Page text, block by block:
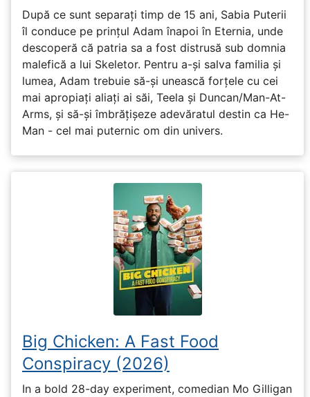
După ce sunt separați timp de 15 ani, Sabia Puterii
îl conduce pe prințul Adam înapoi în Eternia, unde
descoperă că patria sa a fost distrusă sub domnia
malefică a lui Skeletor. Pentru a-și salva familia și
lumea, Adam trebuie să-și unească forțele cu cei
mai apropiați aliați ai săi, Teela și Duncan/Man-At-
Arms, și să-și îmbrățișeze adevăratul destin ca He-
Man - cel mai puternic om din univers.
Big Chicken: A Fast Food
Conspiracy (2026)
In a bold 28-day experiment, comedian Mo Gilligan